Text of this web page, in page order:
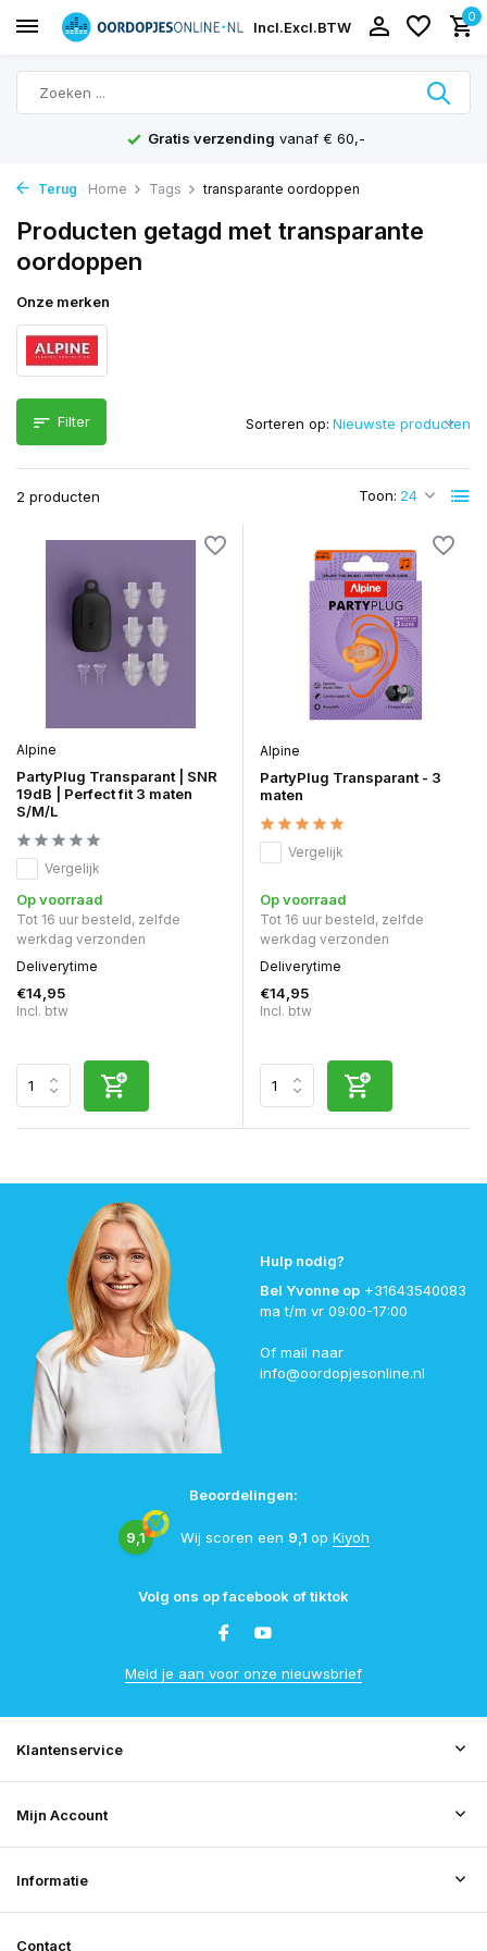
Incl.Excl.BTW
0
Gratis verzending vanaf € 60,-
Terug Home Tags transparante oordoppen
Producten getagd met transparante
oordoppen
Onze merken
Filter
2 producten Toon:
Sorteren op:
Alpine
PartyPlug Transparant | SNR
19dB | Perfect fit 3 maten
S/M/L
Vergelijk
Op voorraad
Tot 16 uur besteld, zelfde
werkdag verzonden
Deliverytime
€14,95
Incl. btw
Alpine
PartyPlug Transparant - 3
maten
Vergelijk
Op voorraad
Tot 16 uur besteld, zelfde
werkdag verzonden
Deliverytime
€14,95
Incl. btw
Hulp nodig?
Bel Yvonne op +31643540083
ma t/m vr 09:00-17:00
Of mail naar
info@oordopjesonline.nl
Beoordelingen:
9,1 Wij scoren een 9,1 op Kiyoh
Volg ons op facebook of tiktok
Meld je aan voor onze nieuwsbrief
Klantenservice
Mijn Account
Informatie
Contact